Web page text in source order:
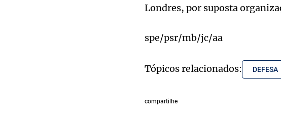
Londres, por suposta
spe/psr/mb/jc/aa
Tópicos relacionados: DEFESA
compartilhe